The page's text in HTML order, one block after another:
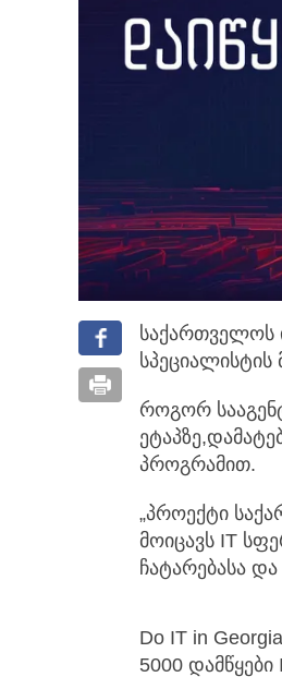
საქართველოს
სპეციალისტის
როგორ
პროგრამით.
„პროექტი
მოიცავს IT
ჩატარებასა
Do IT in
5000